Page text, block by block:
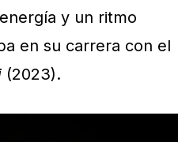
y un ritmo
en su carrera con el
(2023).